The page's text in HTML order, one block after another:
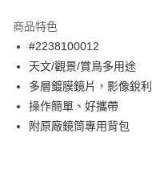
商品特色
#2238100012
天文/觀景/賞鳥多用途
多層鍍膜鏡片，影像銳利
操作簡單、好攜帶
附原廠鏡筒專用背包